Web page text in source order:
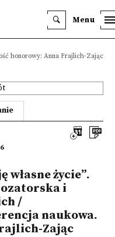
Menu
honorowy: Anna Frajlich-Zając
własne życie”.
i
/
naukowa.
Zając